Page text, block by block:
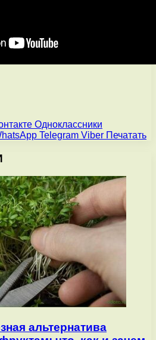
Одноклассники
Telegram Viber Печатать
альтернатива